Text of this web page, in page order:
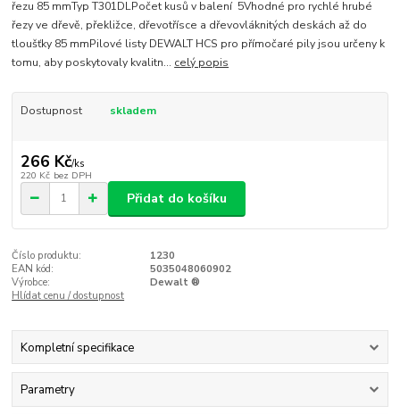
řezu 85 mmTyp T301DLPočet kusů v balení 5Vhodné pro rychlé hrubé
řezy ve dřevě, překližce, dřevotřísce a dřevovláknitých deskách až do
tloušťky 85 mmPilové listy DEWALT HCS pro přímočaré pily jsou určeny k
tomu, aby poskytovaly kvalitn... celý popis
Dostupnost skladem
266 Kč/ks
220 Kč bez DPH
Přidat do košíku
Číslo produktu:
1230
EAN kód:
5035048060902
Výrobce:
Dewalt ®
Hlídat cenu / dostupnost
Kompletní specifikace
Parametry